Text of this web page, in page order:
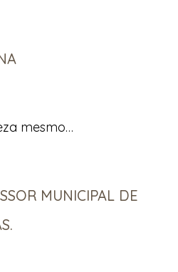
mesmo…
MUNICIPAL DE